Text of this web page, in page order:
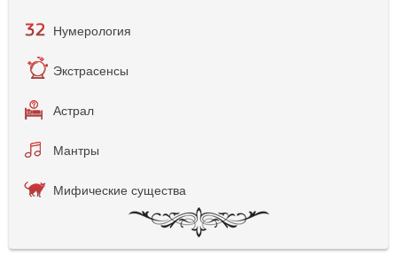
Нумерология
Экстрасенсы
Астрал
Мантры
Мифические существа